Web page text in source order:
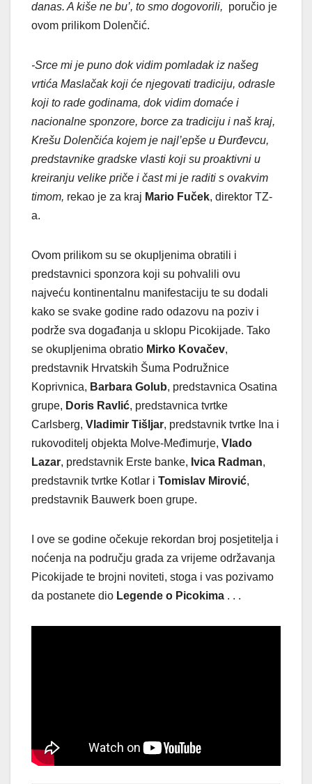
danas. A kiše ne bu’, to smo dogovorili, poručio je
ovom prilikom Dolenčić.
-Srce mi je puno dok vidim pomladak iz našeg
vrtića Maslačak koji će njegovati tradiciju, odrasle
koji to rade godinama, dok vidim domaće i
nacionalne sponzore, borce za tradiciju i naš kraj,
Krešu Dolenčića kojem je najl’epše u Đurđevcu,
predstavnike gradske vlasti koji su proaktivni u
kreiranju velike priče i čast mi je raditi s ovakvim
timom, rekao je za kraj Mario Fuček, direktor TZ-
a.
Ovom prilikom su se okupljenima obratili i
predstavnici sponzora koji su pohvalili ovu
najveću kontinentalnu manifestaciju te su dodali
kako se svake godine rado odazovu na poziv i
podrže sva događanja u sklopu Picokijade. Tako
se okupljenima obratio Mirko Kovačev,
predstavnik Hrvatskih Šuma Podružnice
Koprivnica, Barbara Golub, predstavnica Osatina
grupe, Doris Ravlić, predstavnica tvrtke
Carlsberg, Vladimir Tišljar, predstavnik tvrtke Ina i
rukovoditelj objekta Molve-Međimurje, Vlado
Lazar, predstavnik Erste banke, Ivica Radman,
predstavnik tvrtke Kotlar i Tomislav Mirović,
predstavnik Bauwerk boen grupe.
I ove se godine očekuje rekordan broj posjetitelja i
noćenja na području grada za vrijeme održavanja
Picokijade te brojni noviteti, stoga i vas pozivamo
da postanete dio Legende o Picokima . . .